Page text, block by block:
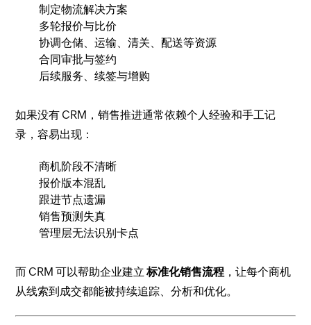
制定物流解决方案
多轮报价与比价
协调仓储、运输、清关、配送等资源
合同审批与签约
后续服务、续签与增购
如果没有 CRM，销售推进通常依赖个人经验和手工记
录，容易出现：
商机阶段不清晰
报价版本混乱
跟进节点遗漏
销售预测失真
管理层无法识别卡点
而 CRM 可以帮助企业建立标准化销售流程 ，让每个商机
从线索到成交都能被持续追踪、分析和优化。